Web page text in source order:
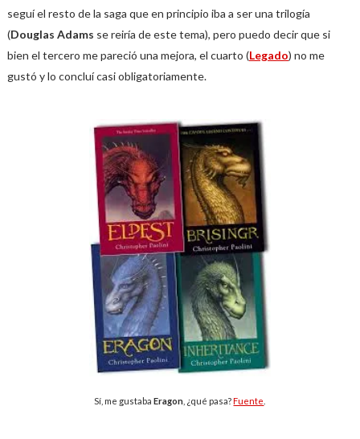
seguí el resto de la saga que en principio iba a ser una trilogía
(Douglas Adams se reiría de este tema), pero puedo decir que si
bien el tercero me pareció una mejora, el cuarto (Legado) no me
gustó y lo concluí casi obligatoriamente.
Sí, me gustabaEragon , ¿qué pasa?Fuente